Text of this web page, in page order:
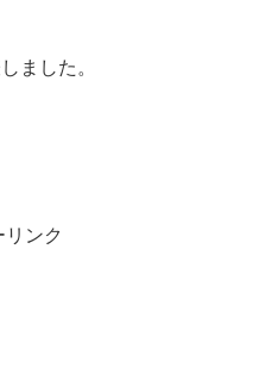
ました。
リンク